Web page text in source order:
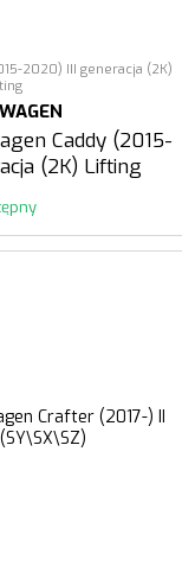
2020) III generacja (2K)
Caddy (2015-
(2K) Lifting